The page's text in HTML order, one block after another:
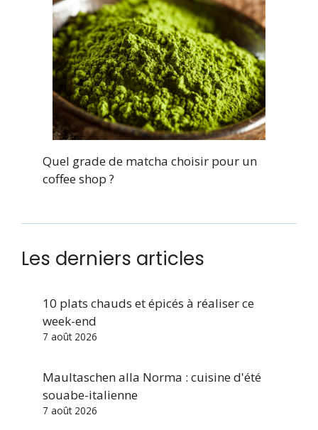
Quel grade de matcha choisir pour un
coffee shop ?
Les derniers articles
10 plats chauds et épicés à réaliser ce
week-end
7 août 2026
Maultaschen alla Norma : cuisine d'été
souabe-italienne
7 août 2026